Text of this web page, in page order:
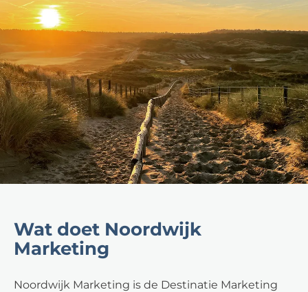
Wat doet Noordwijk
Marketing
Noordwijk Marketing is de Destinatie Marketing